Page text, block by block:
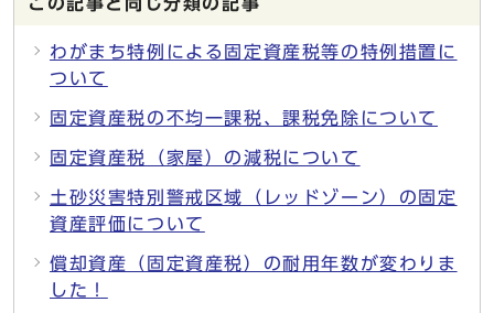
わがまち特例による固定資産税等の特例措置に
ついて
固定資産税の不均一課税、課税免除について
固定資産税（家屋）の減税について
土砂災害特別警戒区域（レッドゾーン）の固定
資産評価について
償却資産（固定資産税）の耐用年数が変わりま
した！